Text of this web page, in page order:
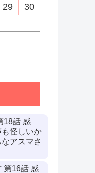
29
30
18話 感
怪しいか
アスマさ
第16話 感